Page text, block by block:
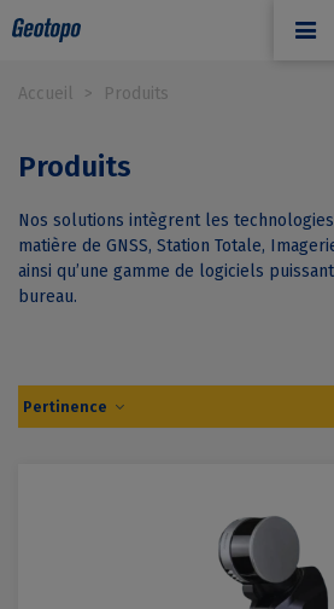
Accueil > Produits
Produits
Nos solutions intègrent les
matière de GNSS, Station Totale,
ainsi qu’une gamme de logiciels
bureau.
Pertinence